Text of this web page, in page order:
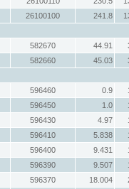
26100100 241.8
582670 44.91
582660 45.03
596460 0.9
596450 1.0
596430 4.97
596410 5.838
596400 9.431
596390 9.507
596370 18.004